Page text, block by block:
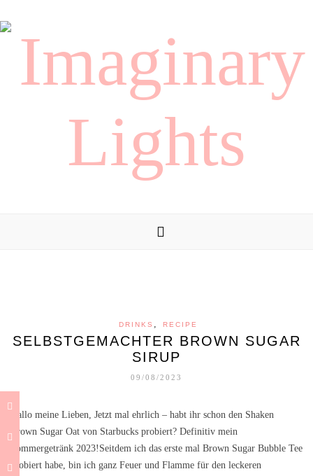
DRINKS , RECIPE
SELBSTGEMACHTER BROWN SUGAR
SIRUP
09/08/2023
Hallo meine Lieben, Jetzt mal ehrlich – habt ihr schon den Shaken
Brown Sugar Oat von Starbucks probiert? Definitiv mein
Sommergetränk 2023!Seitdem ich das erste mal Brown Sugar Bubble Tee
probiert habe, bin ich ganz Feuer und Flamme für den leckeren